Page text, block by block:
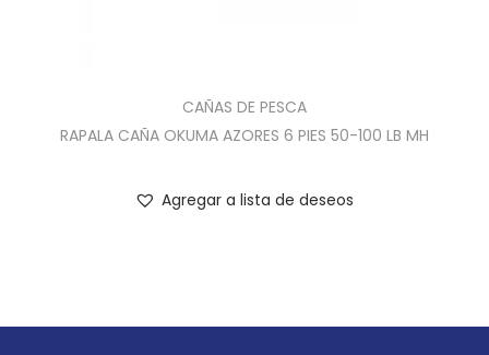
CAÑAS DE PESCA
RAPALA CAÑA OKUMA AZORES 6 PIES 50-100 LB MH
Agregar a lista de deseos